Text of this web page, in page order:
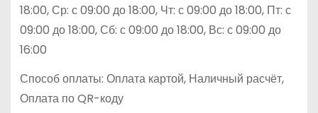
18:00, Ср: с 09:00 до 18:00, Чт: с 09:00 до 18:00, Пт: с
09:00 до 18:00, Сб: с 09:00 до 18:00, Вс: с 09:00 до
16:00
Способ оплаты: Оплата картой, Наличный расчёт,
Оплата по QR-коду